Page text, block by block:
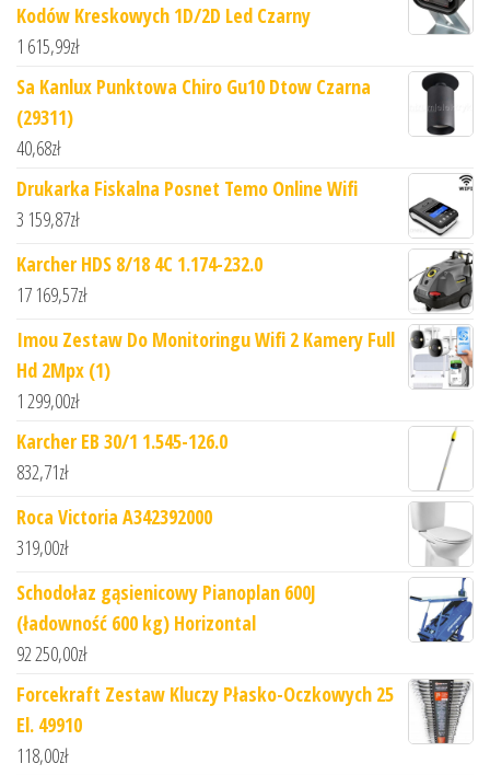
Kodów Kreskowych 1D/2D Led Czarny
1 615,99zł
Sa Kanlux Punktowa Chiro Gu10 Dtow Czarna
(29311)
40,68zł
Drukarka Fiskalna Posnet Temo Online Wifi
3 159,87zł
Karcher HDS 8/18 4C 1.174-232.0
17 169,57zł
Imou Zestaw Do Monitoringu Wifi 2 Kamery Full
Hd 2Mpx (1)
1 299,00zł
Karcher EB 30/1 1.545-126.0
832,71zł
Roca Victoria A342392000
319,00zł
Schodołaz gąsienicowy Pianoplan 600J
(ładowność 600 kg) Horizontal
92 250,00zł
Forcekraft Zestaw Kluczy Płasko-Oczkowych 25
El. 49910
118,00zł